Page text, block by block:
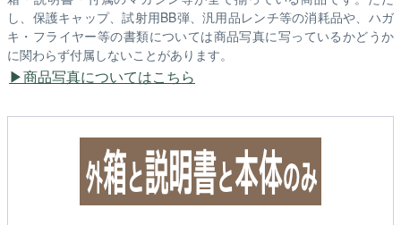
し、保護キャップ、試射用BB弾、汎用品レンチ等の消耗品や、ハガ
キ・フライヤー等の書類については商品写真に写っているかどうか
に関わらず付属しないことがあります。
商品写真についてはこちら